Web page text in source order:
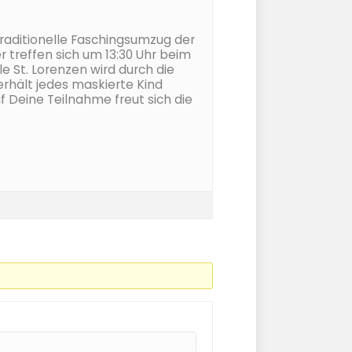
Faschingsumzug der
sich um 13:30 Uhr beim
St. Lorenzen wird durch die
jedes maskierte Kind
Deine Teilnahme freut sich die